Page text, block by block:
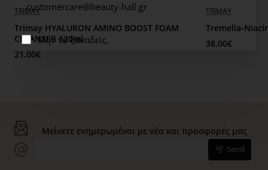
customercare@beauty-hall.gr
Μην το ξαναδείς.
Benefits
Άμεση Λάμψη
Τα ενεργά συστατικά της μάσκας περιλαμβάνουν το
γκουαιαζουλένιο, που διαθέτει αντιφλεγμονώδεις και
αντιοξειδωτικές ιδιότητες, και το σκουαλάνιο, το οποίο
TRIMAY
Trimay HYALURON AMINO BOOST FOAM
CLEANSER 120ml
21,00€
TRIMAY
Tremella-
38,00€
Μείνετε ενημερωμένοι με νέα και προσφορές μας
Send